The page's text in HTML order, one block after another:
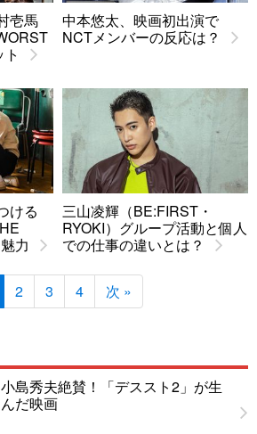
壱馬
中本悠太、映画初出演で
NCTメンバーの反応は？
ける
力
三山凌輝（BE:FIRST・
RYOKI）グループ活動と個人
での仕事の違いとは？
2 3 4 次 »
小島秀夫絶賛！「デススト2」が生
んだ映画